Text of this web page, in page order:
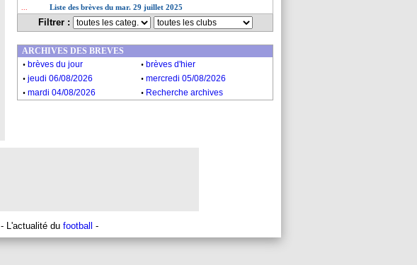
Liste des brèves du mar. 29 juillet 2025
Filtrer :
ARCHIVES DES BREVES
. brèves du jour . brèves d'hier
. jeudi 06/08/2026 . mercredi 05/08/2026
. mardi 04/08/2026 . Recherche archives
- L'actualité du football -